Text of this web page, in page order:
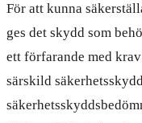
För att kunna
ges det skydd som
ett förfarande med
särskild